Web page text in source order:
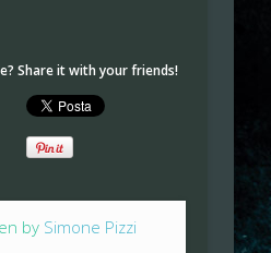
Share it with your friends!
by Simone Pizzi